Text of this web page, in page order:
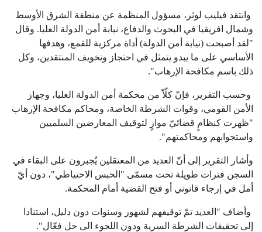
وانتقد فيليب لوثر، مسؤول المنظمة عن منطقة الشرق الأوسط
وشمال افريقيا في البحوث والدفاع، نيابة أمن الدولة العليا. وقال
"لقد أصبحت (نيابة أمن الدولة) أداة مركزية للقمع، وهدفها
الأساسي على ما يبدو يتمثل في احتجاز وتخويف المنتقدين، وكل
ذلك باسم مكافحة الإرهاب".
وحسب التقرير، فإنّ كلّاً من محكمة أمن الدولة العليا، وجهاز
الأمن القومي، وقوات الشرطة الخاصة، ومحاكم مكافحة الإرهاب
"ظهرت كنظامٍ قضائيّ موازٍ لتوقيف المعارضين السلميين
واستجوابهم ومحاكمتهم".
وأشار التقرير إلى أنّ العديد من المعتقلين يُجبرون على البقاء في
السجن فترات طويلة تحت مسمّى "الحبس الاحتياطي"، دون أيّ
أمل في إرجاء قانوني أو فتح القضية أمام المحكمة.
وأضاف "العديد تمّ توقيفهم لشهور وسنوات دون دليل، استنادا
إلى تحقيقات الشرطة السرية ودون اللجوء الى حل فعّال".